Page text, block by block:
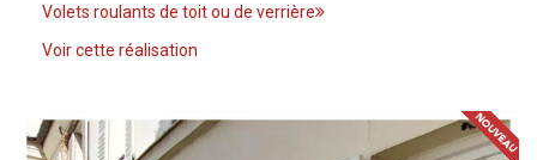
Volets roulants de toit ou de verrière
Voir cette réalisation